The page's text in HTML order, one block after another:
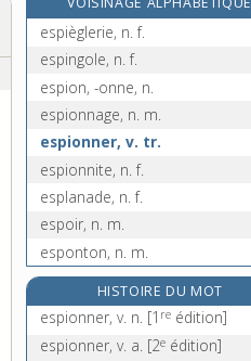
espiègle, adj.
espièglerie, n. f.
espingole, n. f.
espion, -onne, n.
espionnage, n. m.
espionner, v. tr.
espionnite, n. f.
esplanade, n. f.
espoir, n. m.
esponton, n. m.
espringale, n. f.[7eédition]
esprit, n. m.
esprit-de-bois, n. m.
HISTOIRE DU MOT
espionner, v. n. [1 re édition]
espionner, v. a. [2e édition]